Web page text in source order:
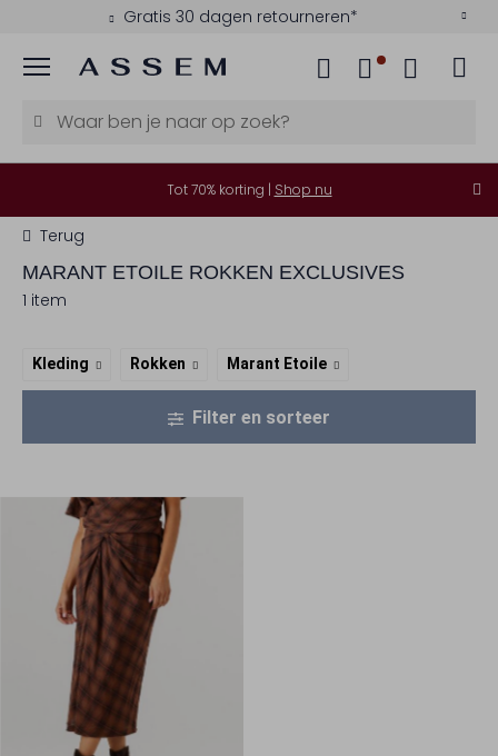
Gratis 30 dagen retourneren*
Menu
Tot 70% korting | Shop nu
Terug
MARANT ETOILE ROKKEN EXCLUSIVES
1 item
Kleding Rokken Marant Etoile
Filter en sorteer